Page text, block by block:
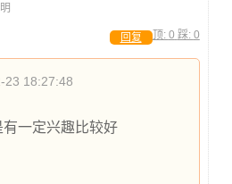
顶: 0 踩: 0
回复
23 18:27:48
一定兴趣比较好